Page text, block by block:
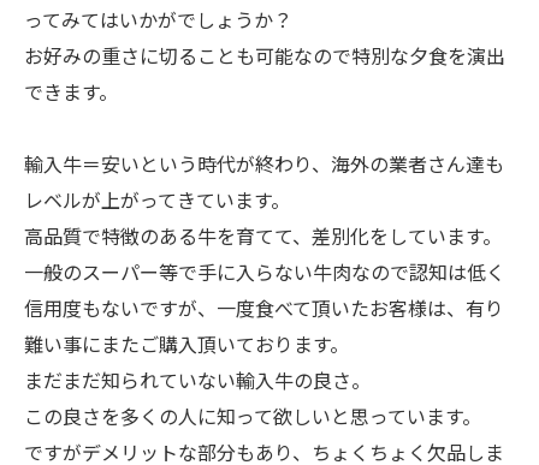
ってみてはいかがでしょうか？
お好みの重さに切ることも可能なので特別な夕食を演出
できます。
輸入牛＝安いという時代が終わり、海外の業者さん達も
レベルが上がってきています。
高品質で特徴のある牛を育てて、差別化をしています。
一般のスーパー等で手に入らない牛肉なので認知は低く
信用度もないですが、一度食べて頂いたお客様は、有り
難い事にまたご購入頂いております。
まだまだ知られていない輸入牛の良さ。
この良さを多くの人に知って欲しいと思っています。
ですがデメリットな部分もあり、ちょくちょく欠品しま